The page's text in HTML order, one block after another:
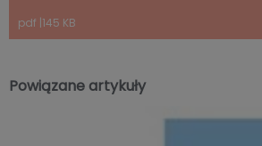
pdf |145 KB
Powiązane artykuły